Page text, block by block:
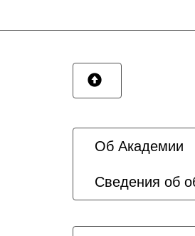
Об Академии
Сведения об